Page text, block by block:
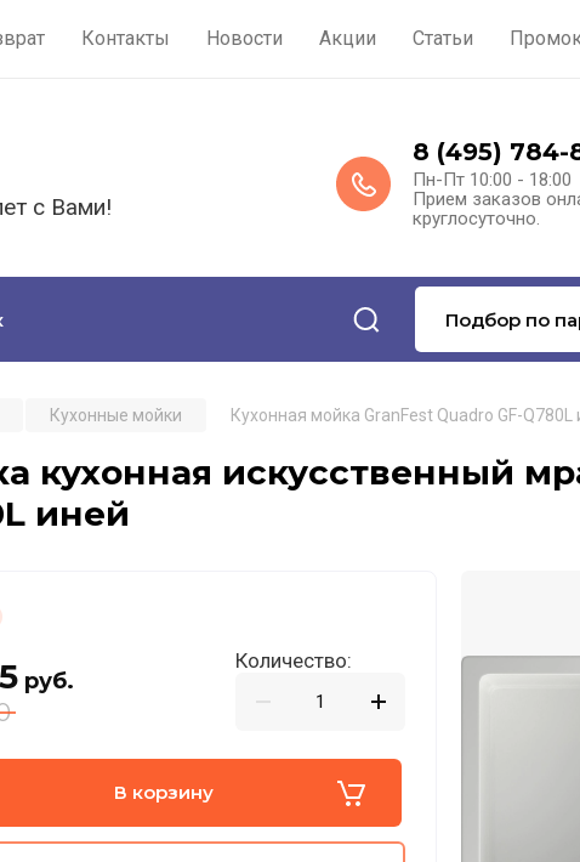
Контакты Новости Акции Статьи
с Вами!
8 (495) 784-
Пн-Пт 10:00 - 18:00
Прием заказов
круглосуточно.
Подбор по
Кухонные мойки Кухонная мойка GranFest Quadro GF-Q780L
кухонная искусственный
иней
руб.
Количество:
В корзину